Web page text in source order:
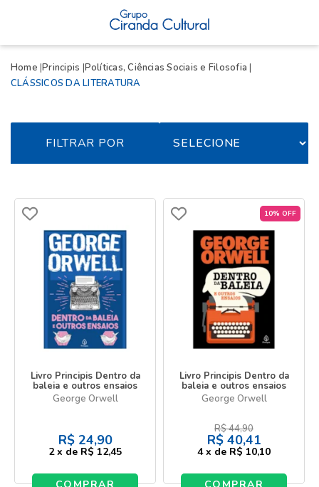
Home Principis Políticas, Ciências Sociais e Filosofia
CLÁSSICOS DA LITERATURA
FILTRAR POR
Livro Principis Dentro da
baleia e outros ensaios
George Orwell
R$ 24,90
2 x de R$ 12,45
10% OFF
Livro Principis Dentro da
baleia e outros ensaios
George Orwell
R$44,90
R$ 40,41
4 x de R$ 10,10